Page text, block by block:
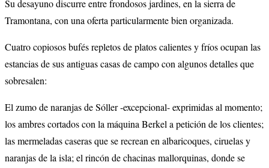
Su desayuno discurre entre frondosos jardines, en la sierra de
Tramontana, con una oferta particularmente bien organizada.
Cuatro copiosos bufés repletos de platos calientes y fríos ocupan las
estancias de sus antiguas casas de campo con algunos detalles que
sobresalen:
El zumo de naranjas de Sóller -excepcional- exprimidas al momento;
los ambres cortados con la máquina Berkel a petición de los clientes;
las mermeladas caseras que se recrean en albaricoques, ciruelas y
naranjas de la isla; el rincón de chacinas mallorquinas, donde se